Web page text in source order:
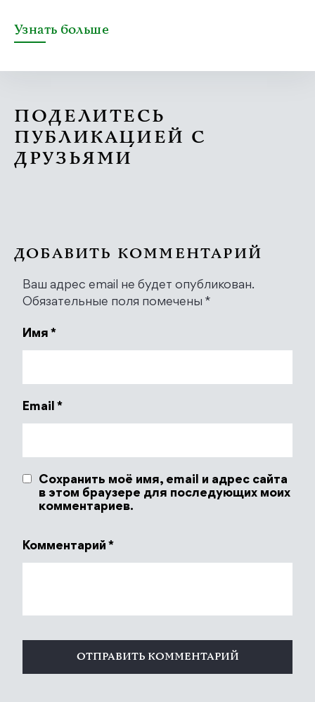
Узнать больше
ПОДЕЛИТЕСЬ
ПУБЛИКАЦИЕЙ С
ДРУЗЬЯМИ
ДОБАВИТЬ КОММЕНТАРИЙ
Ваш адрес email не будет опубликован.
Обязательные поля помечены *
Имя *
Email *
Сохранить моё имя, email и адрес сайта
в этом браузере для последующих моих
комментариев.
Комментарий *